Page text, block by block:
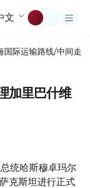
文
国际运输路线/中间走廊
加里巴什维
统哈斯穆卓玛尔
克斯坦进行正式